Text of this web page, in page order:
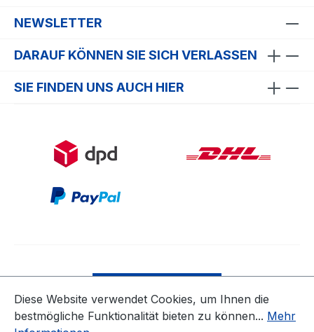
NEWSLETTER
DARAUF KÖNNEN SIE SICH VERLASSEN
SIE FINDEN UNS AUCH HIER
* Alle Preise inkl. gesetzl. Mehrwertsteuer zzgl.
Diese Website verwendet Cookies, um Ihnen die
bestmögliche Funktionalität bieten zu können... Mehr